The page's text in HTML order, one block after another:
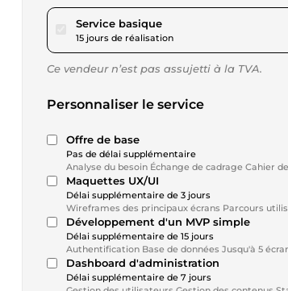
Service basiquepour 572,84 $US
15 jours de réalisation
Ce vendeur n’est pas assujetti à la TVA.
Personnaliser le service
Offre de base
Pas de délai supplémentaire
Maquettes UX/UI
Délai supplémentaire de 3 jours
Développement d'un MVP simple
Délai supplémentaire de 15 jours
Dashboard d'administration
Délai supplémentaire de 7 jours